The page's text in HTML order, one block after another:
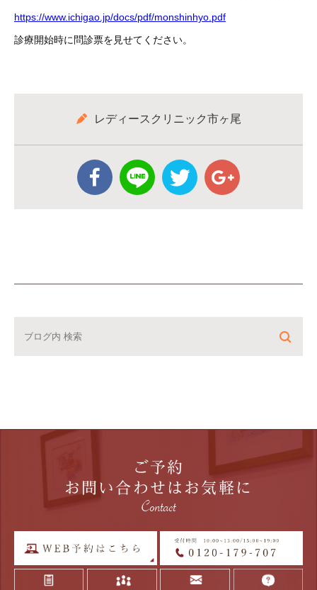
https://www.ichigao.jp/docs/pdf/monshinhyo.pdf
診療開始時に問診票を見せてください。
レディースクリニック市ヶ尾
ご予約
お問い合わせはお気軽に
Contact